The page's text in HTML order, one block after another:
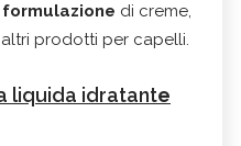
di creme,
prodotti per capelli.
liquida idratante